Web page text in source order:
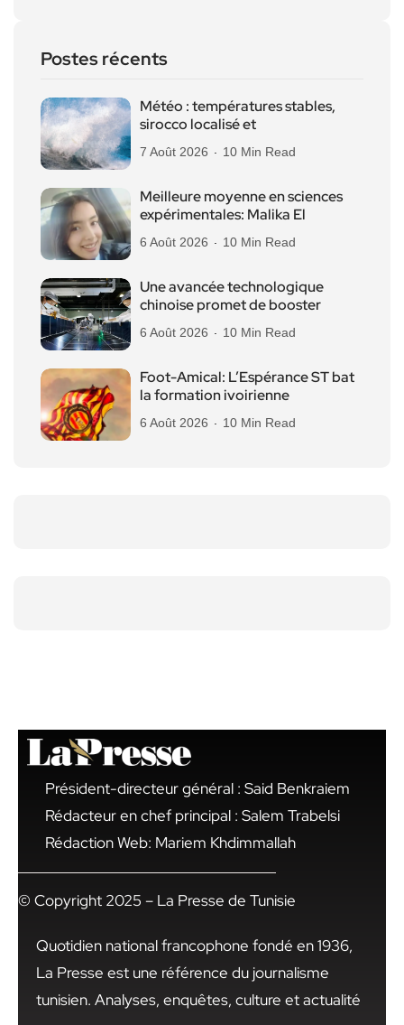
Postes récents
Météo : températures stables,
sirocco localisé et
7 Août 2026 10 Min Read
Meilleure moyenne en sciences
expérimentales: Malika El
6 Août 2026 10 Min Read
Une avancée technologique
chinoise promet de booster
6 Août 2026 10 Min Read
Foot-Amical: L’Espérance ST bat
la formation ivoirienne
6 Août 2026 10 Min Read
Président-directeur général : Said Benkraiem
Rédacteur en chef principal : Salem Trabelsi
Rédaction Web: Mariem Khdimmallah
© Copyright 2025 – La Presse de Tunisie
Quotidien national francophone fondé en 1936,
La Presse est une référence du journalisme
tunisien. Analyses, enquêtes, culture et actualité